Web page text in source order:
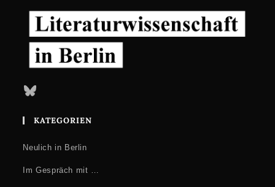
Bluesky
KATEGORIEN
Neulich in Berlin
Im Gespräch mit …